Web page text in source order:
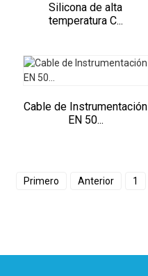
Silicona de alta
temperatura C...
Cable de Instrumentación
EN 50...
Primero Anterior 1